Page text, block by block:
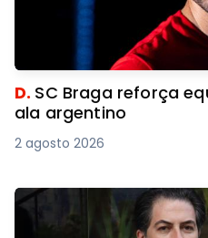
D. SC Braga reforça
ala argentino
2 agosto 2026